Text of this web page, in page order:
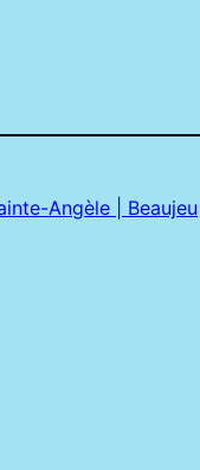
Angèle | Beaujeu